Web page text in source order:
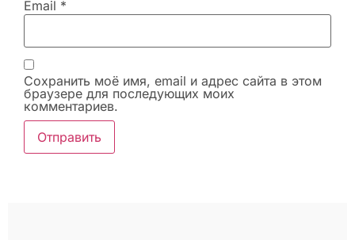
Email *
Сохранить моё имя, email и адрес сайта в этом
браузере для последующих моих
комментариев.